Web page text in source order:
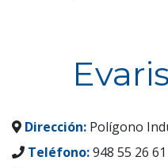
Dirección: Polígono
Teléfono:948 55 26 61